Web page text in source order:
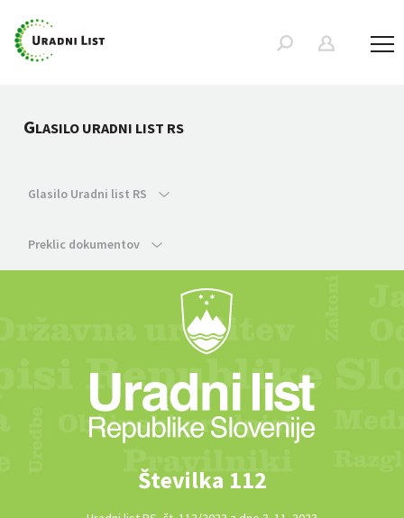
GLASILO URADNI LIST RS
Glasilo Uradni list RS
Preklic dokumentov
Številka 112